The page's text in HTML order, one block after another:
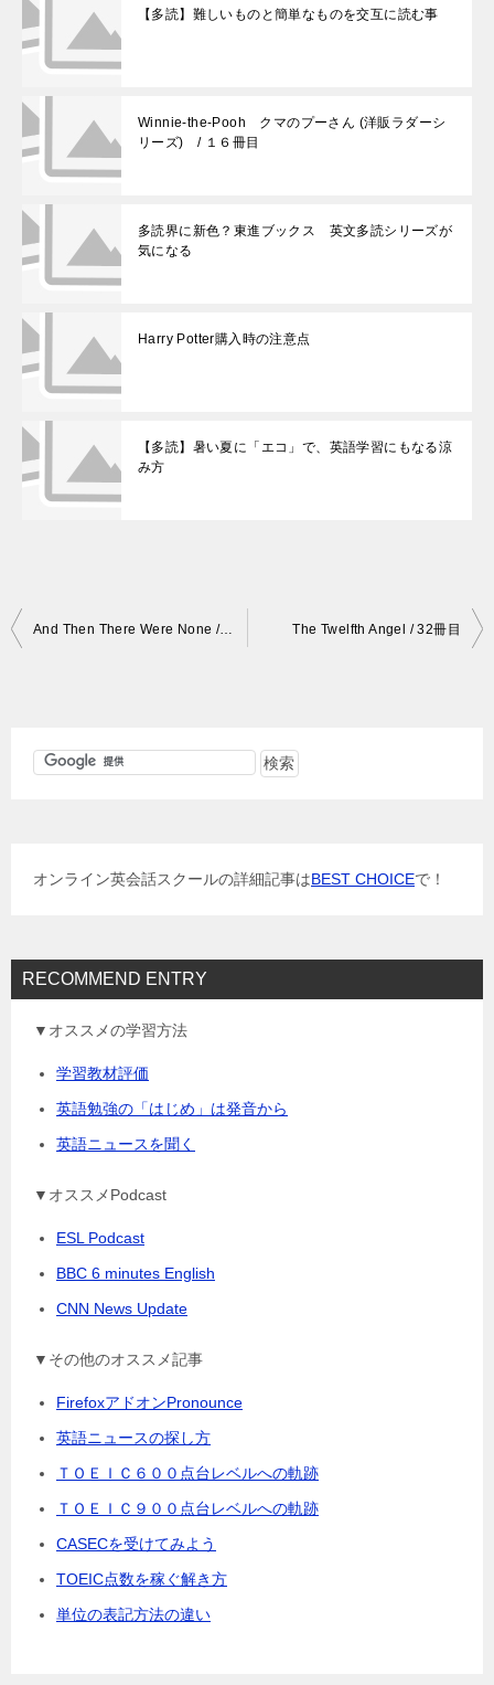
【多読】難しいものと簡単なものを交互に読む事
Winnie-the-Pooh クマのプーさん (洋販ラダーシ
リーズ) / １６冊目
多読界に新色？東進ブックス 英文多読シリーズが
気になる
Harry Potter購入時の注意点
【多読】暑い夏に「エコ」で、英語学習にもなる涼
み方
投
And Then There Were None / ３０冊目 The Twelfth Angel / 32冊目
オンライン英会話スクールの詳細記事はBEST CHOICEで！
RECOMMEND ENTRY
▼オススメの学習方法
学習教材評価
英語勉強の「はじめ」は発音から
英語ニュースを聞く
▼オススメPodcast
ESL Podcast
BBC 6 minutes English
CNN News Update
▼その他のオススメ記事
FirefoxアドオンPronounce
英語ニュースの探し方
ＴＯＥＩＣ６００点台レベルへの軌跡
ＴＯＥＩＣ９００点台レベルへの軌跡
CASECを受けてみよう
TOEIC点数を稼ぐ解き方
単位の表記方法の違い